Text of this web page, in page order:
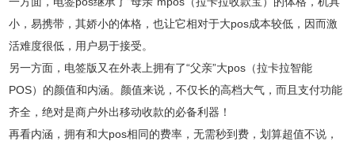
小，易携带，其娇小的体格，也让它相对于大pos成本较低，因而激
活难度很低，用户易于接受。
另一方面，电签版又在外表上拥有了“父亲”大pos（拉卡拉智能
POS）的颜值和内涵。颜值来说，不仅长的高档大气，而且支付功能
齐全，绝对是商户外出移动收款的必备利器！
再看内涵，拥有和大pos相同的费率，无需秒到费，划算超值不说，